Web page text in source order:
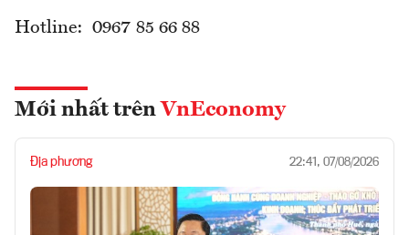
Hotline: 0967 85 66 88
Mới nhất trên VnEconomy
Địa phương 22:41, 07/08/2026